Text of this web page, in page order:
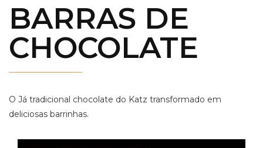
BARRAS DE
CHOCOLATE
O Já tradicional chocolate do Katz transformado em
deliciosas barrinhas.